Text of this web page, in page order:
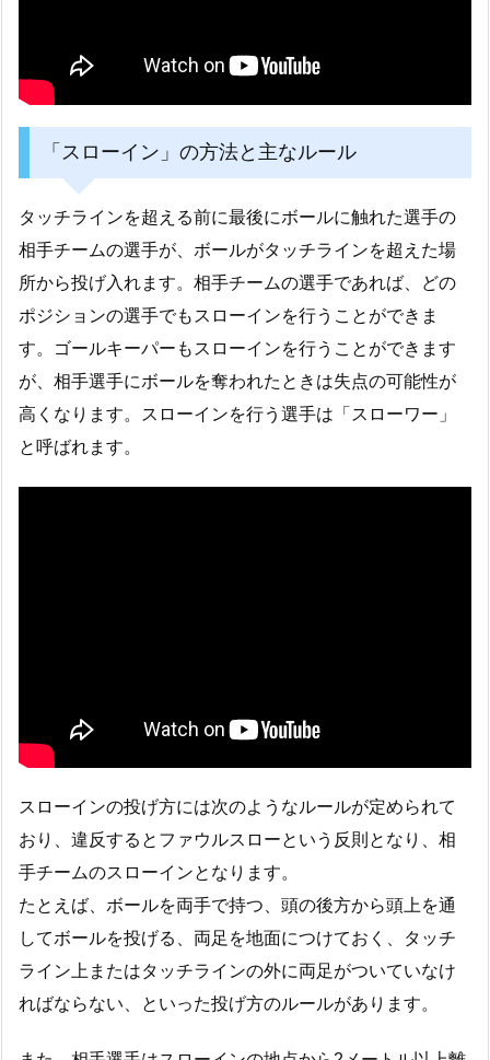
「スローイン」の方法と主なルール
タッチラインを超える前に最後にボールに触れた選手の
相手チームの選手が、ボールがタッチラインを超えた場
所から投げ入れます。相手チームの選手であれば、どの
ポジションの選手でもスローインを行うことができま
す。ゴールキーパーもスローインを行うことができます
が、相手選手にボールを奪われたときは失点の可能性が
高くなります。スローインを行う選手は「スローワー」
と呼ばれます。
スローインの投げ方には次のようなルールが定められて
おり、違反するとファウルスローという反則となり、相
手チームのスローインとなります。
たとえば、ボールを両手で持つ、頭の後方から頭上を通
してボールを投げる、両足を地面につけておく、タッチ
ライン上またはタッチラインの外に両足がついていなけ
ればならない、といった投げ方のルールがあります。